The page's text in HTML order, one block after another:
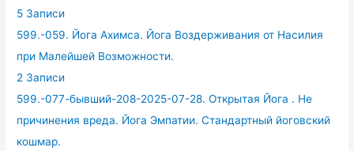
5 Записи
599.-059. Йога Ахимса. Йога Воздерживания от Насилия
при Малейшей Возможности.
2 Записи
599.-077-бывший-208-2025-07-28. Открытая Йога . Не
причинения вреда. Йога Эмпатии. Стандартный йоговский
кошмар.